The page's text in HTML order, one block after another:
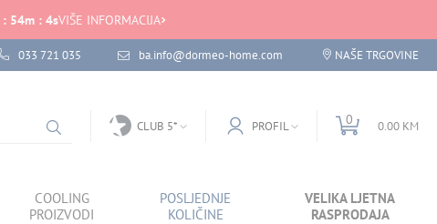
: 54m : 4sVIŠE INFORMACIJA
033 721 035 ba.info@dormeo-home.com NAŠE TRGOVINE
CLUB 5* PROFIL 0 0.00 KM
COOLING
PROIZVODI
POSLJEDNJE
KOLIČINE
VELIKA LJETNA
RASPRODAJA